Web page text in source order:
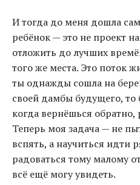
И тогда до меня дошла
ребёнок — это не проект
отложить до лучших
того же места. Это поток
ты однажды сошла на
своей дамбы будущего, то
когда вернёшься обратно,
Теперь моя задача — не
вспять, а научиться идти
радоваться тому малому
всё ещё могу увидеть.